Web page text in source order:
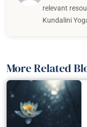
relevant
Kundalini
More Related